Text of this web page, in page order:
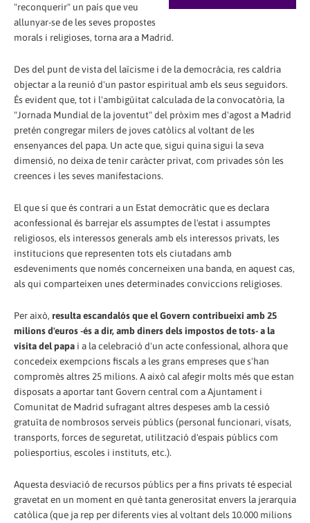
"reconquerir" un país que veu
allunyar-se de les seves propostes
morals i religioses, torna ara a Madrid.
Des del punt de vista del laïcisme i de la democràcia, res caldria
objectar a la reunió d'un pastor espiritual amb els seus seguidors.
És evident que, tot i l'ambigüitat calculada de la convocatòria, la
"Jornada Mundial de la joventut" del pròxim mes d'agost a Madrid
pretén congregar milers de joves catòlics al voltant de les
ensenyances del papa. Un acte que, sigui quina sigui la seva
dimensió, no deixa de tenir caràcter privat, com privades són les
creences i les seves manifestacions.
El que sí que és contrari a un Estat democràtic que es declara
aconfessional és barrejar els assumptes de l'estat i assumptes
religiosos, els interessos generals amb els interessos privats, les
institucions que representen tots els ciutadans amb
esdeveniments que només concerneixen una banda, en aquest cas,
als qui comparteixen unes determinades conviccions religioses.
Per això, resulta escandalós que el Govern contribueixi amb 25
milions d'euros -és a dir, amb diners dels impostos de tots- a la
visita del papa i a la celebració d'un acte confessional, alhora que
concedeix exempcions fiscals a les grans empreses que s'han
compromès altres 25 milions. A això cal afegir molts més que estan
disposats a aportar tant Govern central com a Ajuntament i
Comunitat de Madrid sufragant altres despeses amb la cessió
gratuïta de nombrosos serveis públics (personal funcionari, visats,
transports, forces de seguretat, utilització d'espais públics com
poliesportius, escoles i instituts, etc.).
Aquesta desviació de recursos públics per a fins privats té especial
gravetat en un moment en què tanta generositat envers la jerarquia
catòlica (que ja rep per diferents vies al voltant dels 10.000 milions